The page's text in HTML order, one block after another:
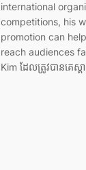
international
competitions, his
promotion can
reach audiences
Kim ដែលត្រូវបានគេស្